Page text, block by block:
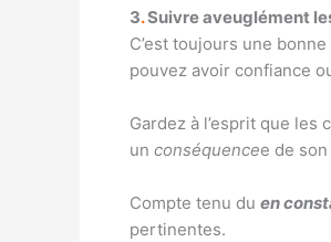
3.Suivre aveuglément
C’est toujours une
pouvez avoir confiance
Gardez à l’esprit que
un conséquencee de
Compte tenu du en
pertinentes.